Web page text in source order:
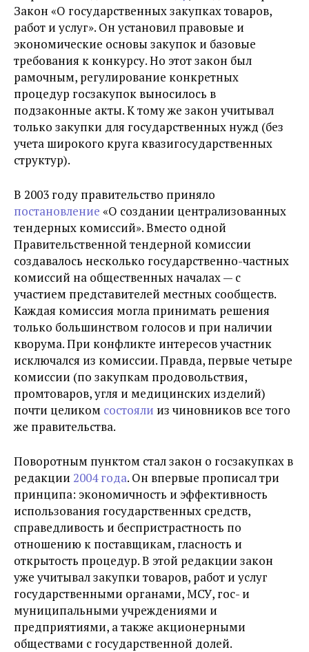
Закон «О государственных закупках товаров,
работ и услуг». Он установил правовые и
экономические основы закупок и базовые
требования к конкурсу. Но этот закон был
рамочным, регулирование конкретных
процедур госзакупок выносилось в
подзаконные акты. К тому же закон учитывал
только закупки для государственных нужд (без
учета широкого круга квазигосударственных
структур).
В 2003 году правительство приняло
постановление «О создании централизованных
тендерных комиссий». Вместо одной
Правительственной тендерной комиссии
создавалось несколько государственно-частных
комиссий на общественных началах — с
участием представителей местных сообществ.
Каждая комиссия могла принимать решения
только большинством голосов и при наличии
кворума. При конфликте интересов участник
исключался из комиссии. Правда, первые четыре
комиссии (по закупкам продовольствия,
промтоваров, угля и медицинских изделий)
почти целиком состояли из чиновников все того
же правительства.
Поворотным пунктом стал закон о госзакупках в
редакции 2004 года. Он впервые прописал три
принципа: экономичность и эффективность
использования государственных средств,
справедливость и беспристрастность по
отношению к поставщикам, гласность и
открытость процедур. В этой редакции закон
уже учитывал закупки товаров, работ и услуг
государственными органами, МСУ, гос- и
муниципальными учреждениями и
предприятиями, а также акционерными
обществами с государственной долей.